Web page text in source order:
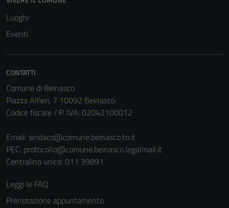
Luoghi
Eventi
CONTATTI
Comune di Beinasco
Piazza Alfieri, 7 10092 Beinasco
Codice fiscale / P. IVA: 02042100012
Email: sindaco@comune.beinasco.to.it
PEC: protocollo@comune.beinasco.legalmail.it
Centralino unico: 011 39891
Leggi le FAQ
Prenotazione appuntamento